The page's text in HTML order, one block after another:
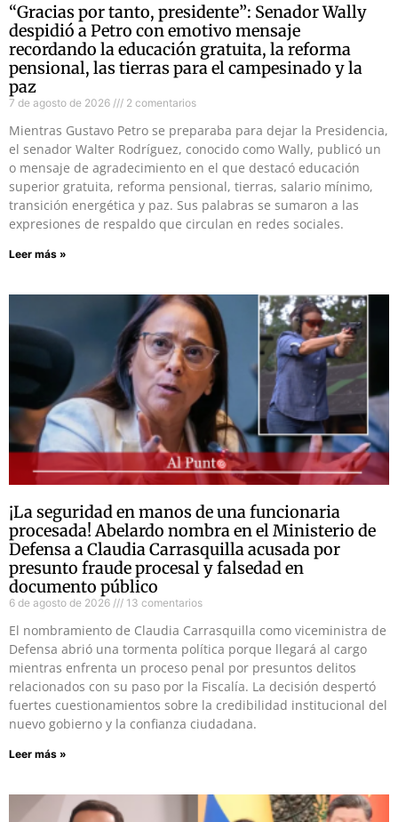
“Gracias por tanto, presidente”: Senador Wally
despidió a Petro con emotivo mensaje
recordando la educación gratuita, la reforma
pensional, las tierras para el campesinado y la
paz
7 de agosto de 2026 2 comentarios
Mientras Gustavo Petro se preparaba para dejar la Presidencia,
el senador Walter Rodríguez, conocido como Wally, publicó un
o mensaje de agradecimiento en el que destacó educación
superior gratuita, reforma pensional, tierras, salario mínimo,
transición energética y paz. Sus palabras se sumaron a las
expresiones de respaldo que circulan en redes sociales.
Leer más »
¡La seguridad en manos de una funcionaria
procesada! Abelardo nombra en el Ministerio de
Defensa a Claudia Carrasquilla acusada por
presunto fraude procesal y falsedad en
documento público
6 de agosto de 2026 13 comentarios
El nombramiento de Claudia Carrasquilla como viceministra de
Defensa abrió una tormenta política porque llegará al cargo
mientras enfrenta un proceso penal por presuntos delitos
relacionados con su paso por la Fiscalía. La decisión despertó
fuertes cuestionamientos sobre la credibilidad institucional del
nuevo gobierno y la confianza ciudadana.
Leer más »